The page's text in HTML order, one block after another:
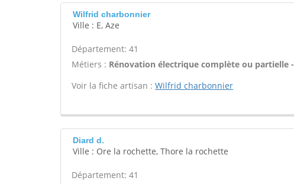
Wilfrid charbonnier
Ville : E, Aze
Département: 41
Métiers : Rénovation électrique complète ou partielle -
Voir la fiche artisan : Wilfrid charbonnier
Diard d.
Ville : Ore la rochette, Thore la rochette
Département: 41